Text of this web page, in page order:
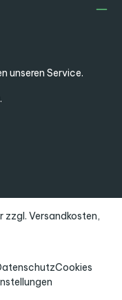
unseren Service.
zzgl. Versandkosten,
Cookies